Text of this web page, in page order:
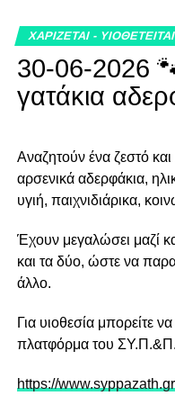
RELATED TOPICS:
ΥΙΟΘΕΣΙΑ
παντοτινή του
DON'T MISS
Περιφερόταν στην
ΧΑΡΙΖΕΤΑΙ - ΥΙΟΘΕΤΕΙΤΑΙ
30-06-2026
γατάκια
Αναζητούν ένα ζεστό
αρσενικά αδερφάκια,
υγιή, παιχνιδιάρικα,
Έχουν μεγαλώσει μαζί
και τα δύο, ώστε να
άλλο.
Για υιοθεσία μπορείτε
πλατφόρμα του
https://